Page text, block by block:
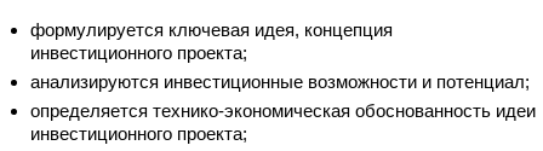
формулируется ключевая идея, концепция
инвестиционного проекта;
анализируются инвестиционные возможности и потенциал;
определяется технико-экономическая обоснованность идеи
инвестиционного проекта;